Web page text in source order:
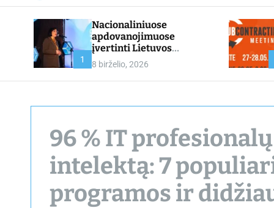
1
Nacionaliniuose
apdovanojimuose
įvertinti Lietuvos
profesinio mokymo
lyderiai
8 birželio, 2026
96 % IT
intelektą: 7
programos ir